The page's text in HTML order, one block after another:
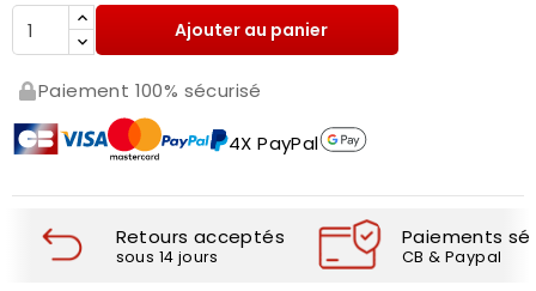
Ajouter au panier
Paiement 100% sécurisé
4X PayPal
Retours acceptés
sous 14 jours
Paiements
CB & Paypal